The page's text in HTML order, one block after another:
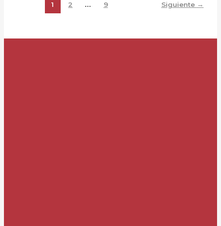
1 2 … 9 Siguiente →